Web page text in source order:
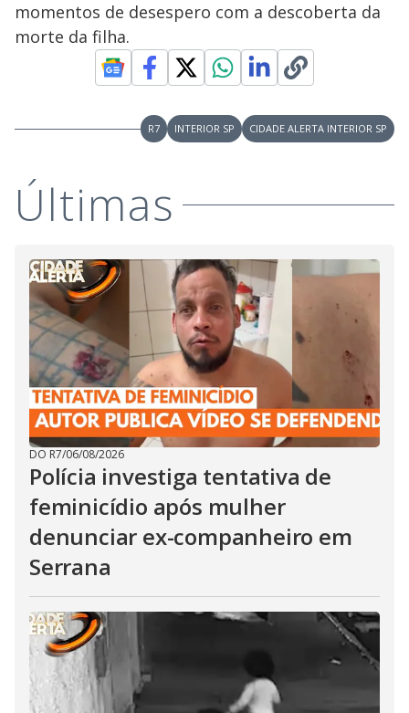
momentos de desespero com a descoberta da
morte da filha.
R7 INTERIOR SP CIDADE ALERTA INTERIOR SP
Últimas
DO R7/06/08/2026
Polícia investiga tentativa de
feminicídio após mulher
denunciar ex-companheiro em
Serrana